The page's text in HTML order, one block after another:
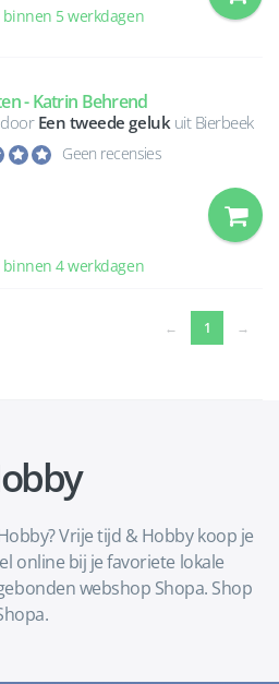
binnen 5 werkdagen
- Katrin Behrend
Een tweede gelukuit Bierbeek
Geen recensies
binnen 4 werkdagen
← 1 (current)
→
Vrije tijd & Hobby koop je
online bij je favoriete lokale
webshop Shopa. Shop